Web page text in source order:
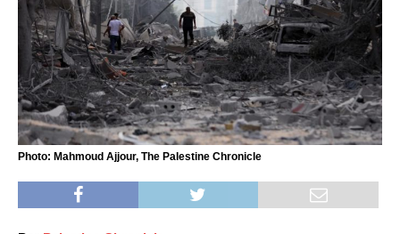
Photo: Mahmoud Ajjour, The Palestine Chronicle